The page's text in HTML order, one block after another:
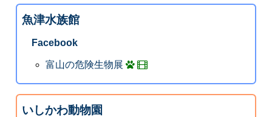
魚津水族館
Facebook
富山の危険生物展
いしかわ動物園